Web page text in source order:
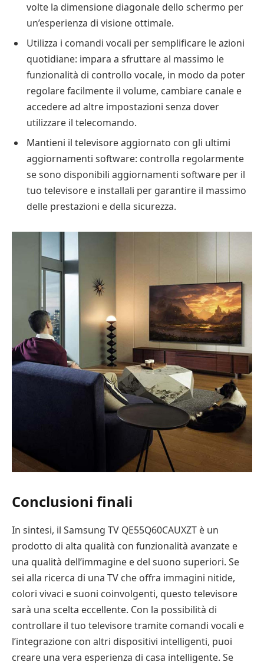
volte la dimensione diagonale dello schermo per
un’esperienza di visione ottimale.
Utilizza i comandi vocali per semplificare le azioni
quotidiane: impara a sfruttare al massimo le
funzionalità di controllo vocale, in modo da poter
regolare facilmente il volume, cambiare canale e
accedere ad altre impostazioni senza dover
utilizzare il telecomando.
Mantieni il televisore aggiornato con gli ultimi
aggiornamenti software: controlla regolarmente
se sono disponibili aggiornamenti software per il
tuo televisore e installali per garantire il massimo
delle prestazioni e della sicurezza.
Conclusioni finali
In sintesi, il Samsung TV QE55Q60CAUXZT è un
prodotto di alta qualità con funzionalità avanzate e
una qualità dell’immagine e del suono superiori. Se
sei alla ricerca di una TV che offra immagini nitide,
colori vivaci e suoni coinvolgenti, questo televisore
sarà una scelta eccellente. Con la possibilità di
controllare il tuo televisore tramite comandi vocali e
l’integrazione con altri dispositivi intelligenti, puoi
creare una vera esperienza di casa intelligente. Se